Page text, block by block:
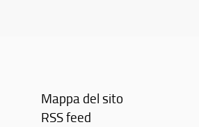
Mappa del sito
RSS feed